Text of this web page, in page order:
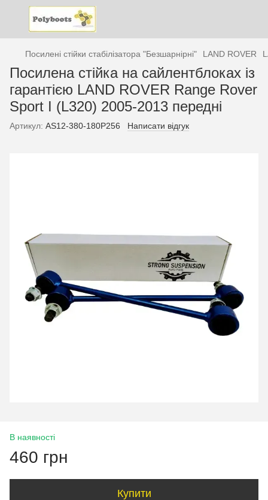
Посилені стійки стабілізатора "Безшарнірні" LAND ROVER
Посилена стійка на сайлентблоках із
гарантією LAND ROVER Range Rover
Sport I (L320) 2005-2013 передні
Артикул: AS12-380-180P256 Написати відгук
В наявності
460 грн
Купити